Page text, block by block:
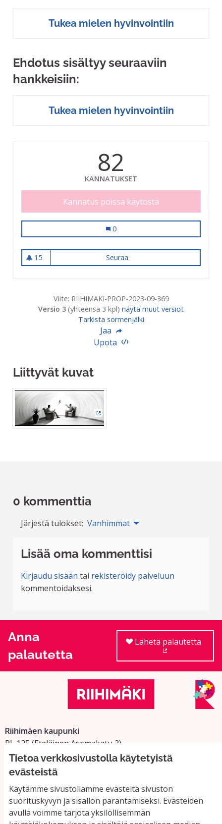
Tietoa verkkosivustolla käytetyistä
evästeistä
Käytämme sivustollamme evästeitä sivuston
suorituskyvyn ja sisällön parantamiseksi. Evästeiden
avulla voimme tarjota yksilöllisemmän
Tukea mielen hyvinvointiin
Ehdotus sisältyy seuraaviin
hankkeisiin:
Tukea mielen hyvinvointiin
82
KANNATUKSET
Kannatus poissa käytöstä
Paikallinen mielenterveyshoito
0
15
15 seuraajaa
Seuraa
Viite: RIIHIMAKI-PROP-2023-09-369
Versio 3 (yhteensä 3 kpl) näytä muut versiot
Tarkista sormenjälki
Jaa
Upota
Liittyvät kuvat
(Ulkoinen linkki)
0 kommenttia
Järjestä tulokset: Vanhimmat
Lisää oma kommenttisi
Kirjaudu sisään tai rekisteröidy palveluun
kommentoidaksesi.
Anna
palautetta
Lähetä palautetta
Riihimäen kaupunki
PL 125 (Eteläinen Asemakatu 2)
11101 Riihimäki
Vaihde: 019 758 4000
Sähköpostiosoitteet:
etunimi.sukunimi@riihimaki.fi